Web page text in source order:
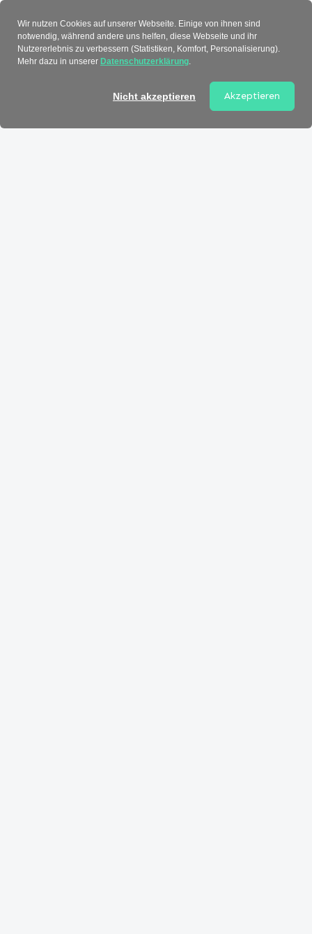
Wir nutzen Cookies auf unserer Webseite. Einige von ihnen sind
notwendig, während andere uns helfen, diese Webseite und ihr
Nutzererlebnis zu verbessern (Statistiken, Komfort, Personalisierung).
Mehr dazu in unserer Datenschutzerklärung.
Nicht akzeptieren Akzeptieren